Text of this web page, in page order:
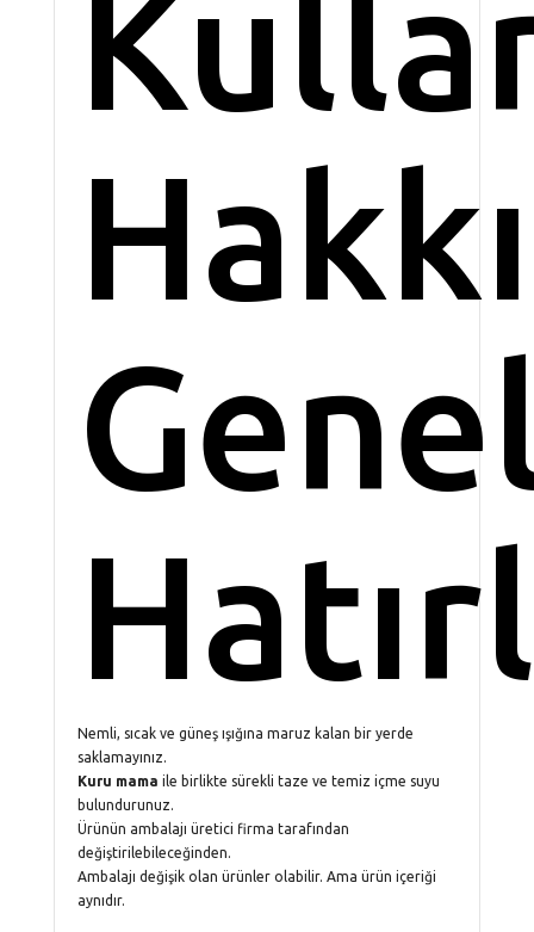
Nemli, sıcak ve güneş ışığına maruz kalan bir yerde
saklamayınız.
Kuru mama ile birlikte sürekli taze ve temiz içme suyu
bulundurunuz.
Ürünün ambalajı üretici firma tarafından
değiştirilebileceğinden.
Ambalajı değişik olan ürünler olabilir. Ama ürün içeriği
aynıdır.